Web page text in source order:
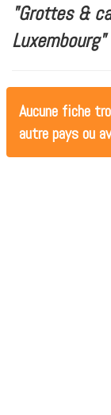
"Grottes &
Luxembourg"
Aucune fiche
autre pays ou